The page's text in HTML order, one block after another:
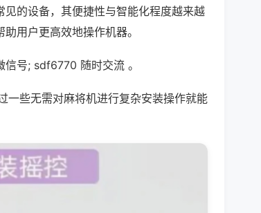
见的设备，其便捷性与智能化程度越来越
用户更高效地操作机器。
号; sdf6770 随时交流 。
一些无需对麻将机进行复杂安装操作就能